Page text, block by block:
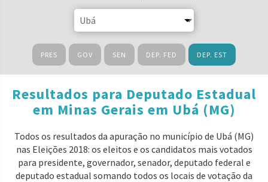
PRES GOV SEN DEP. FED DEP. EST
Resultados para Deputado Estadual
em Minas Gerais em Ubá (MG)
Todos os resultados da apuração no município de Ubá (MG)
nas Eleições 2018: os eleitos e os candidatos mais votados
para presidente, governador, senador, deputado federal e
deputado estadual somando todos os locais de votação da